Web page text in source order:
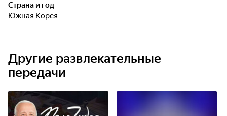
Страна и год
Южная Корея
Другие развлекательные
передачи